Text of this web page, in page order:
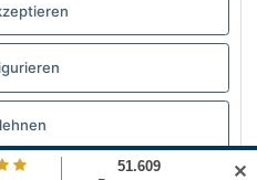
inkl. gesetzlicher USt., inkl. ✕